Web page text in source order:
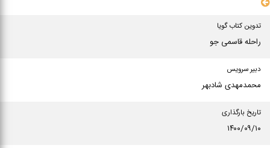
تدوین کتاب گویا
راحله قاسمی جو
دبیر سرویس
محمدمهدی شادبهر
تاریخ بارگذاری
۱۴۰۰/۰۹/۱۰